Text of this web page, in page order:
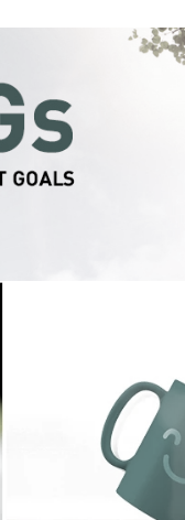
ส หนาแน่น
FOREST)
1,400 ไร่